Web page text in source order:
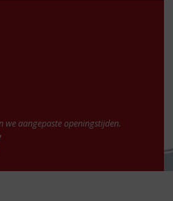
we aangepaste openingstijden.